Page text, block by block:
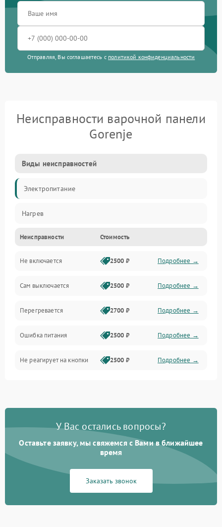
Отправляя, Вы соглашаетесь с политикой конфиденциальности
Неисправности варочной панели
Gorenje
Виды неисправностей
Электропитание
Нагрев
Неисправности Стоимость
Не включается 2500 ₽ Подробнее →
Сам выключается 2500 ₽ Подробнее →
Перегревается 2700 ₽ Подробнее →
Ошибка питания 2500 ₽ Подробнее →
Не реагирует на кнопки 2500 ₽ Подробнее →
У Вас остались вопросы?
Оставьте заявку, мы свяжемся с Вами в ближайшее
время
Заказать звонок